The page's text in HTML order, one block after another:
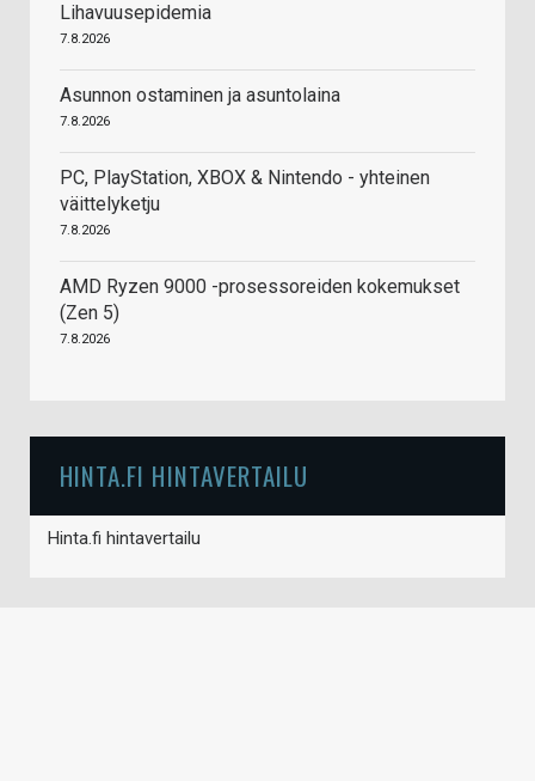
Lihavuusepidemia
7.8.2026
Asunnon ostaminen ja asuntolaina
7.8.2026
PC, PlayStation, XBOX & Nintendo - yhteinen
väittelyketju
7.8.2026
AMD Ryzen 9000 -prosessoreiden kokemukset
(Zen 5)
7.8.2026
HINTA.FI HINTAVERTAILU
Hinta.fi hintavertailu